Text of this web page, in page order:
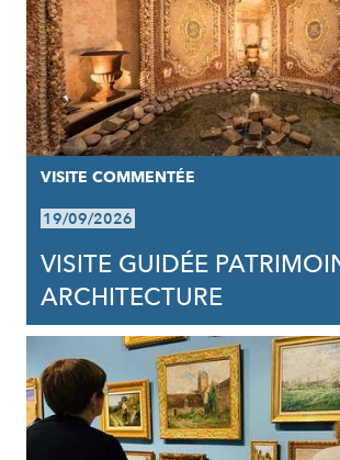
VISITE COMMENTÉE
19/09/2026
VISITE GUIDÉE
ARCHITECTURE